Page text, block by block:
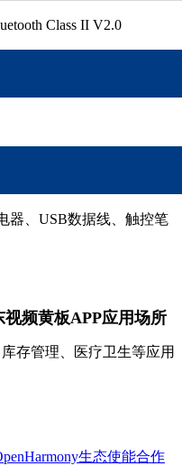
Class II V2.0
、USB数据线、触控笔
频黄板APP应用场所
、库存管理、医疗卫生等应用
生态使能合作